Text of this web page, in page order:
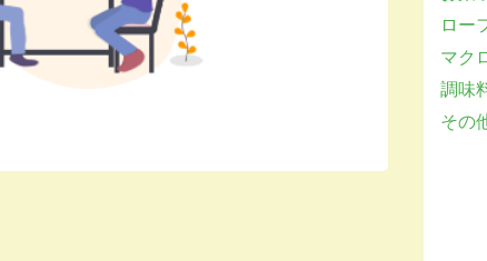
ロー
マク
調味
その